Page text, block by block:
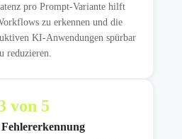
pro Prompt-Variante hilft
zu erkennen und die
KI-Anwendungen spürbar
reduzieren.
von 5